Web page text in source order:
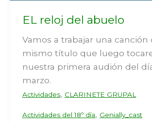
EL reloj del abuelo
Vamos a trabajar una canción
mismo título que luego
nuestra primera audión del
marzo.
Actividades, CLARINETE GRUPAL
Actividades del 18º día, Genially_cast